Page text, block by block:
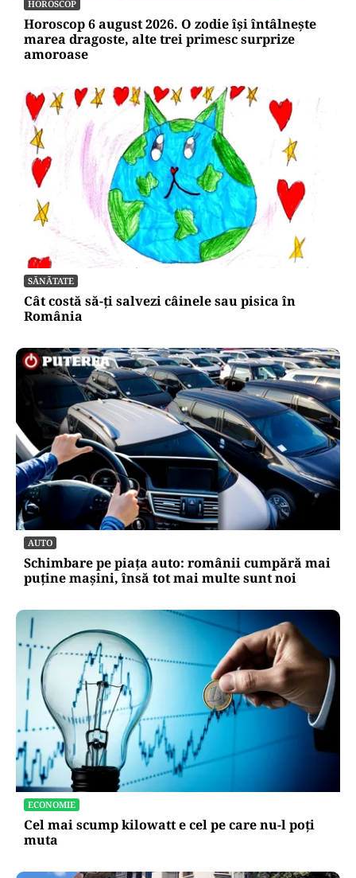
HOROSCOP
Horoscop 6 august 2026. O zodie își întâlnește
marea dragoste, alte trei primesc surprize
amoroase
SĂNĂTATE
Cât costă să-ți salvezi câinele sau pisica în
România
AUTO
Schimbare pe piața auto: românii cumpără mai
puține mașini, însă tot mai multe sunt noi
ECONOMIE
Cel mai scump kilowatt e cel pe care nu-l poți
muta